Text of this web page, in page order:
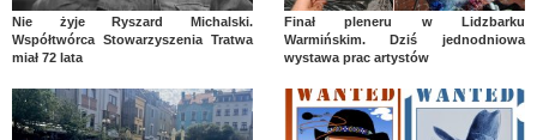
Nie żyje Ryszard Michalski.
Współtwórca Stowarzyszenia Tratwa
miał 72 lata
Finał pleneru w Lidzbarku
Warmińskim. Dziś jednodniowa
wystawa prac artystów